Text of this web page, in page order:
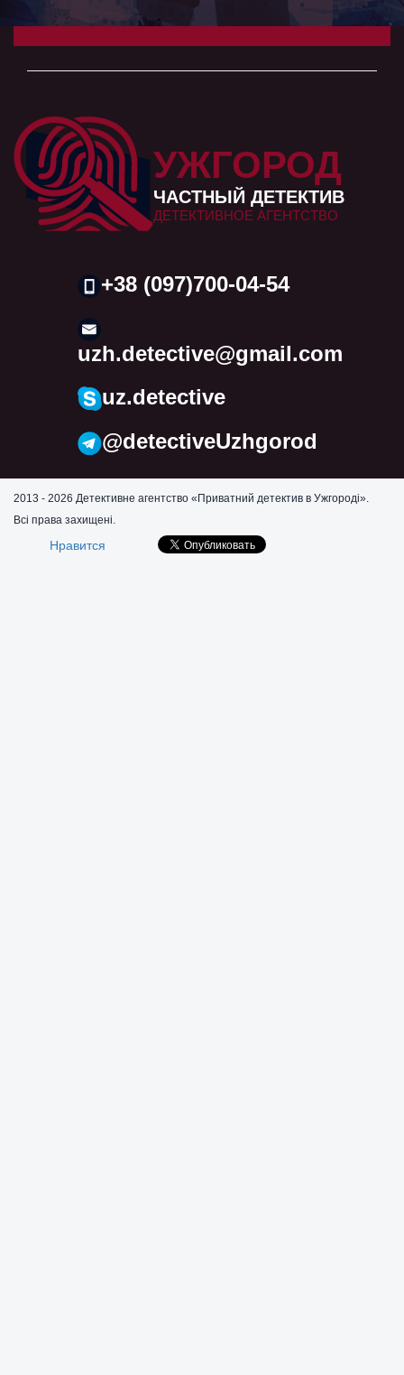
УЖГОРОД
ЧАСТНЫЙ ДЕТЕКТИВ
ДЕТЕКТИВНОЕ АГЕНТСТВО
+38 (097)700-04-54
uzh.detective@gmail.com
uz.detective
@detectiveUzhgorod
2013 - 2026 Детективне агентство «Приватний детектив в Ужгороді».
Всі права захищені.
Нравится